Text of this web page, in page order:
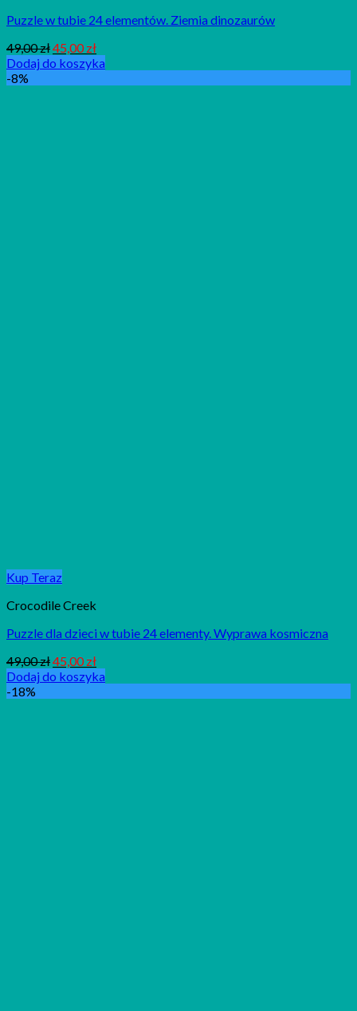
Puzzle w tubie 24 elementów. Ziemia dinozaurów
49,00zł45,00zł
Dodaj do koszyka
-8%
Kup Teraz
Crocodile Creek
Puzzle dla dzieci w tubie 24 elementy. Wyprawa kosmiczna
49,00zł45,00zł
Dodaj do koszyka
-18%